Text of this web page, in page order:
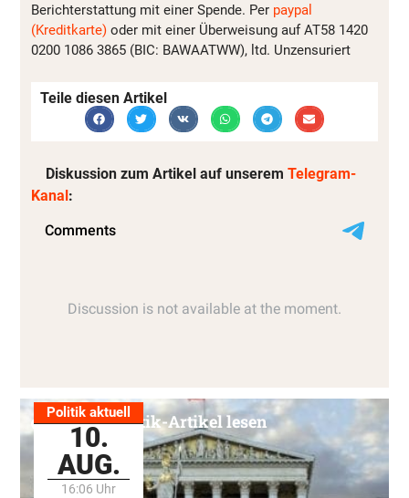
Berichterstattung mit einer Spende. Per paypal
(Kreditkarte) oder mit einer Überweisung auf AT58 1420
0200 1086 3865 (BIC: BAWAATWW), ltd. Unzensuriert
Teile diesen Artikel
Diskussion zum Artikel auf unserem Telegram-
Kanal :
Politik aktuell
10.
AUG.
16:06 Uhr
Alle Politik-Artikel lesen